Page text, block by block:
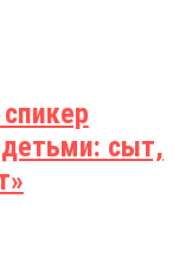
сыт,